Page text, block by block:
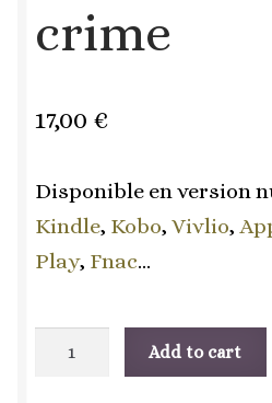
crime
17,00 €
Disponible en version
Kindle, Kobo, Vivlio,
Play, Fnac…
Add to cart